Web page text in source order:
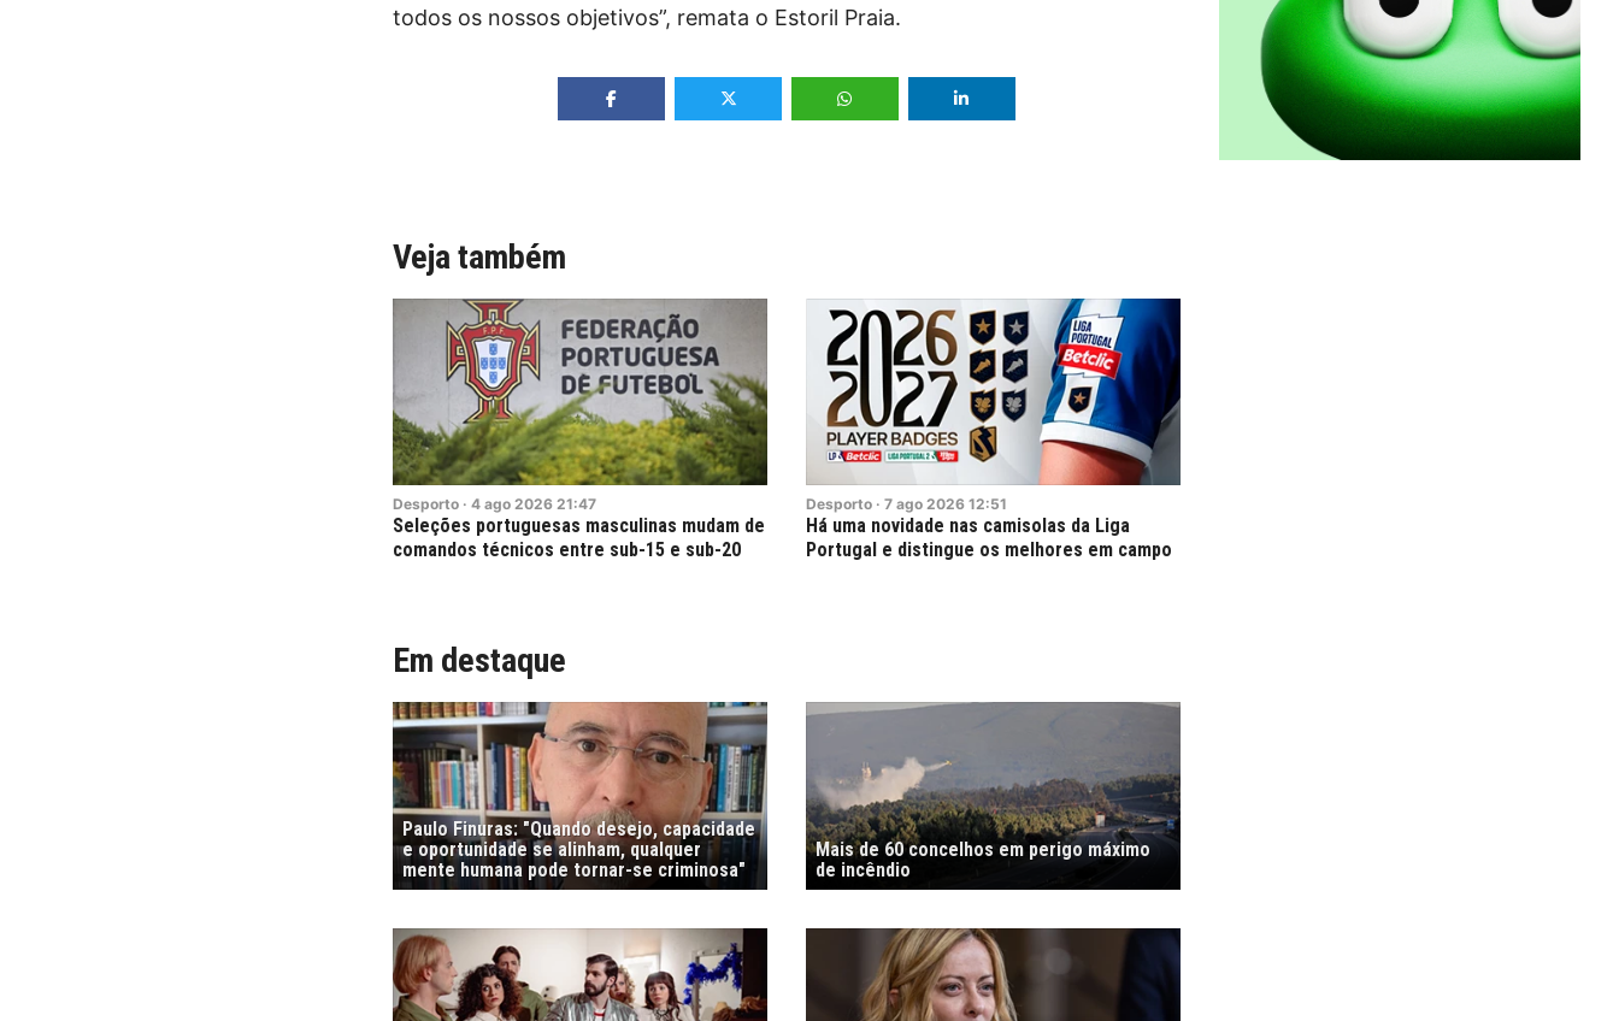
todos os nossos objetivos”, remata o Estoril Praia.
Veja também
Desporto · 4 ago 2026 21:47
Seleções portuguesas masculinas mudam de
comandos técnicos entre sub-15 e sub-20
Desporto · 7 ago 2026 12:51
Há uma novidade nas camisolas da Liga
Portugal e distingue os melhores em campo
Em destaque
Paulo Finuras: "Quando desejo, capacidade
e oportunidade se alinham, qualquer
mente humana pode tornar-se criminosa"
Mais de 60 concelhos em perigo máximo
de incêndio